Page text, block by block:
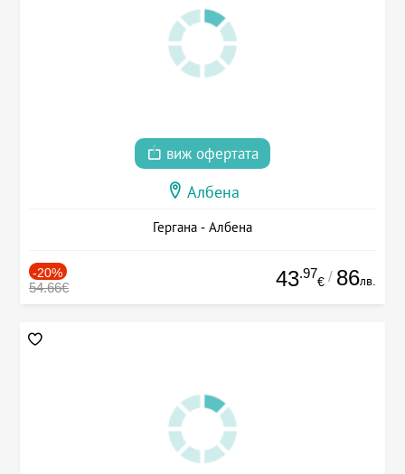
виж офертата
Албена
Гергана - Албена
-20%
54.66€ 43.97
€ / 86лв.